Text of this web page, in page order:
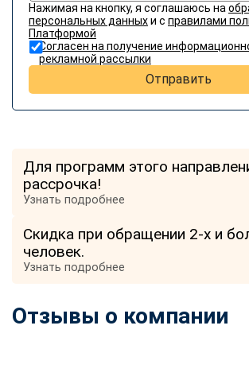
Нажимая на кнопку, я соглашаюсь на
персональных данныхи с правилами
Платформой
Согласен на получение
рекламной рассылки
Отправить
Для программ этого
рассрочка!
Узнать подробнее
Скидка при обращении 2-х и
человек.
Узнать подробнее
Отзывы о компании